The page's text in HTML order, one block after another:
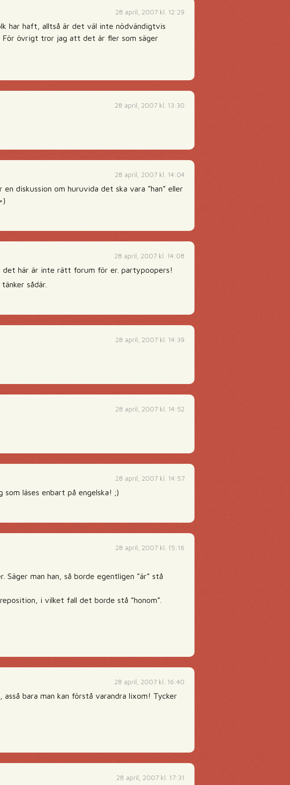
28 april, 2007 kl. 12:29
har haft, alltså är det väl inte nödvändigtvis
För övrigt tror jag att det är fler som säger
28 april, 2007 kl. 13:30
28 april, 2007 kl. 14:04
diskussion om huruvida det ska vara ”han” eller
28 april, 2007 kl. 14:08
det här är inte rätt forum för er. partypoopers!
sådär.
28 april, 2007 kl. 14:39
28 april, 2007 kl. 14:52
28 april, 2007 kl. 14:57
läses enbart på engelska! ;)
28 april, 2007 kl. 15:16
Säger man han, så borde egentligen ”är” stå
i vilket fall det borde stå ”honom”.
28 april, 2007 kl. 16:40
bara man kan förstå varandra lixom! Tycker
28 april, 2007 kl. 17:31